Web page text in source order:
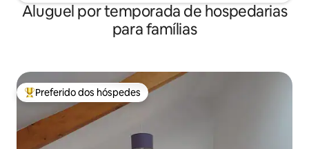
Aluguel por temporada de hospedarias
para famílias
Entre os melhores preferidos dos hóspedes
Preferido dos hóspedes